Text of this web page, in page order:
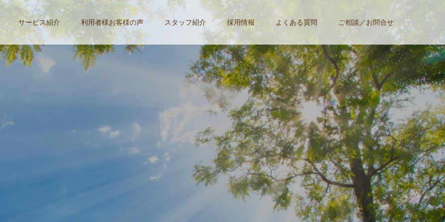
サービス紹介 利用者様お客様の声 スタッフ紹介 採用情報 よくある質問 ご相談／お問合せ